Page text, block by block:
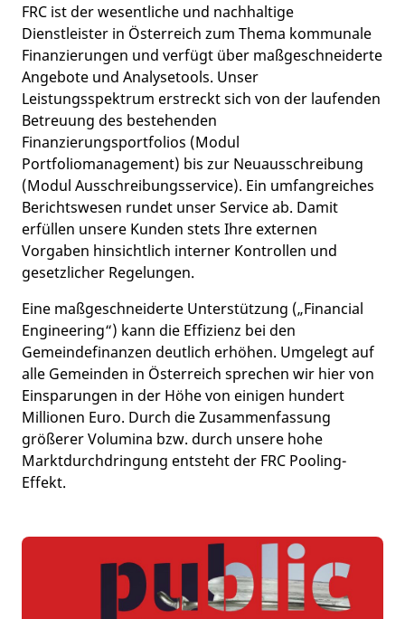
FRC ist der wesentliche und nachhaltige
Dienstleister in Österreich zum Thema kommunale
Finanzierungen und verfügt über maßgeschneiderte
Angebote und Analysetools. Unser
Leistungsspektrum erstreckt sich von der laufenden
Betreuung des bestehenden
Finanzierungsportfolios (Modul
Portfoliomanagement) bis zur Neuausschreibung
(Modul Ausschreibungsservice). Ein umfangreiches
Berichtswesen rundet unser Service ab. Damit
erfüllen unsere Kunden stets Ihre externen
Vorgaben hinsichtlich interner Kontrollen und
gesetzlicher Regelungen.
Eine maßgeschneiderte Unterstützung („Financial
Engineering“) kann die Effizienz bei den
Gemeindefinanzen deutlich erhöhen. Umgelegt auf
alle Gemeinden in Österreich sprechen wir hier von
Einsparungen in der Höhe von einigen hundert
Millionen Euro. Durch die Zusammenfassung
größerer Volumina bzw. durch unsere hohe
Marktdurchdringung entsteht der FRC Pooling-
Effekt.